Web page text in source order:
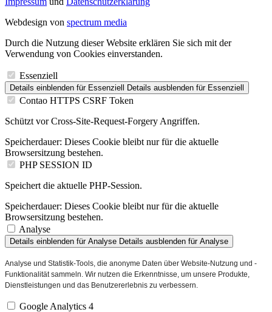
Webdesign von spectrum media
Durch die Nutzung dieser Website erklären Sie sich mit der
Verwendung von Cookies einverstanden.
Essenziell
Details einblenden für Essenziell Details ausblenden für Essenziell
Contao HTTPS CSRF Token
Schützt vor Cross-Site-Request-Forgery Angriffen.
Speicherdauer: Dieses Cookie bleibt nur für die aktuelle
Browsersitzung bestehen.
PHP SESSION ID
Speichert die aktuelle PHP-Session.
Speicherdauer: Dieses Cookie bleibt nur für die aktuelle
Browsersitzung bestehen.
Analyse
Details einblenden für Analyse Details ausblenden für Analyse
Analyse und Statistik-Tools, die anonyme Daten über Website-Nutzung und -
Funktionalität sammeln. Wir nutzen die Erkenntnisse, um unsere Produkte,
Dienstleistungen und das Benutzererlebnis zu verbessern.
Google Analytics 4